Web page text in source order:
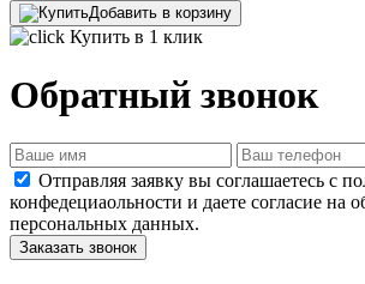
Добавить в корзину
Купить в 1 клик
Обратный звонок
Отправляя заявку вы соглашаетесь с
конфедециаольности и даете согласие на
персональных данных.
Заказать звонок